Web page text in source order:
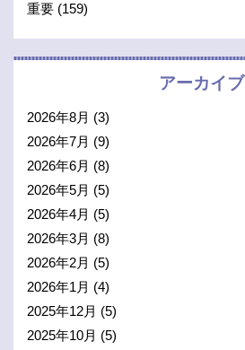
重要 (159)
アーカイブ
2026年8月 (3)
2026年7月 (9)
2026年6月 (8)
2026年5月 (5)
2026年4月 (5)
2026年3月 (8)
2026年2月 (5)
2026年1月 (4)
2025年12月 (5)
2025年10月 (5)